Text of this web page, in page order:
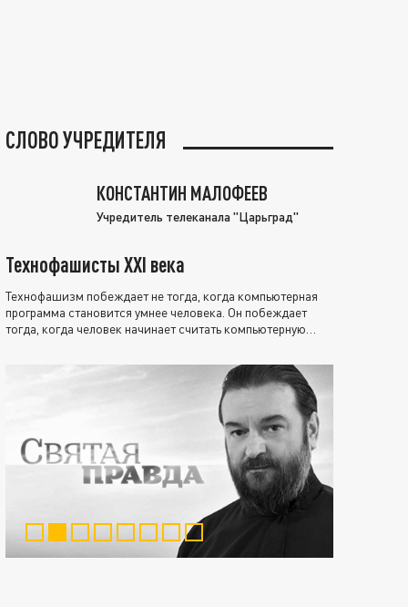
СЛОВО УЧРЕДИТЕЛЯ
КОНСТАНТИН МАЛОФЕЕВ
Учредитель телеканала "Царьград"
Технофашисты XXI века
Технофашизм побеждает не тогда, когда компьютерная
программа становится умнее человека. Он побеждает
тогда, когда человек начинает считать компьютерную